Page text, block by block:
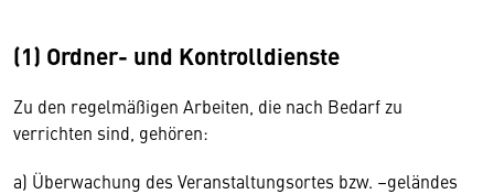
(1) Ordner- und Kontrolldienste
Zu den regelmäßigen Arbeiten, die nach Bedarf zu
verrichten sind, gehören:
a) Überwachung des Veranstaltungsortes bzw. –geländes